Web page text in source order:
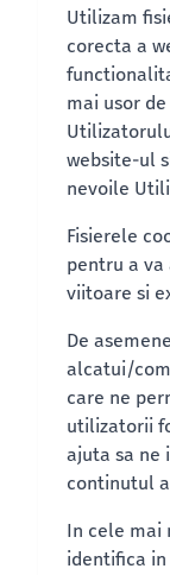
Utilizam
corecta a
mai usor
website-ul
nevoile
Fisierele
pentru a
viitoare si
De
alcatui/
care ne
utilizatorii
ajuta sa ne
continutul
In cele mai
identifica